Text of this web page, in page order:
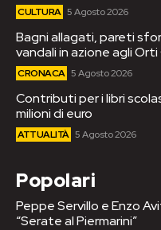
CULTURA 5 Agosto 2026
Bagni allagati, pareti
vandali in azione agli
CRONACA 5 Agosto 2026
Contributi per i libri
milioni di euro
ATTUALITÀ 5 Agosto 2026
Popolari
Peppe Servillo e Enzo
“Serate al Piermarini”